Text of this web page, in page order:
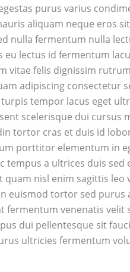
purus varius
aliquam neque eros
nulla fermentum nulla
lectus id fermentum
vitae felis dignissim
adipiscing consectetur
tempor lacus eget
scelerisque dui cursus
tortor cras et duis id
porttitor elementum in
a ultrices duis
nisl enim sagittis leo
tortor sed purus
venenatis velit
dui pellentesque sit
ultricies fermentum